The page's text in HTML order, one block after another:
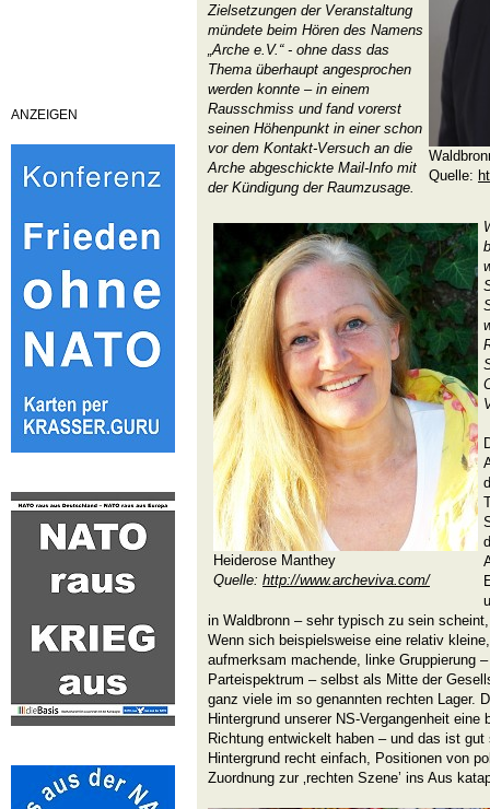
ANZEIGEN
Quelle:
Zielsetzungen der Veranstaltung
mündete beim Hören des Namens
„Arche e.V.“ - ohne dass das
Thema überhaupt angesprochen
werden konnte – in einem
Rausschmiss und fand vorerst
seinen Höhenpunkt in einer schon
vor dem Kontakt-Versuch an die
Arche abgeschickte Mail-Info mit
der Kündigung der Raumzusage.
Heiderose Manthey
Quelle: http://www.archeviva.com/
in Waldbronn – sehr typisch zu sein
Wenn sich beispielsweise eine relativ
aufmerksam machende, linke Gruppierung
Parteispektrum – selbst als Mitte der
ganz viele im so genannten rechten Lager.
Hintergrund unserer NS-Vergangenheit
Richtung entwickelt haben – und das ist
Hintergrund recht einfach, Positionen von
Zuordnung zur ‚rechten Szene’ ins Aus